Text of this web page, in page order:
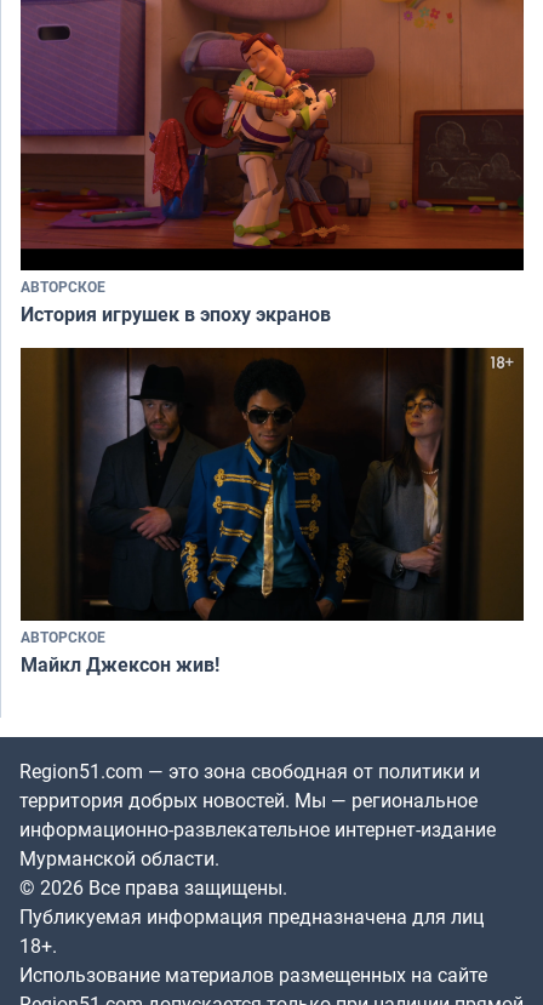
АВТОРСКОЕ
История игрушек в эпоху экранов
АВТОРСКОЕ
Майкл Джексон жив!
Region51.com — это зона свободная от политики и
территория добрых новостей. Мы — региональное
информационно-развлекательное интернет-издание
Мурманской области.
© 2026 Все права защищены.
Публикуемая информация предназначена для лиц
18+.
Использование материалов размещенных на сайте